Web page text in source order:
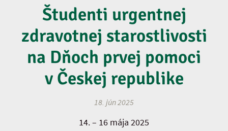
Študenti urgentnej
zdravotnej starostlivosti
na Dňoch prvej pomoci
v Českej republike
18. jún 2025
14. – 16 mája 2025